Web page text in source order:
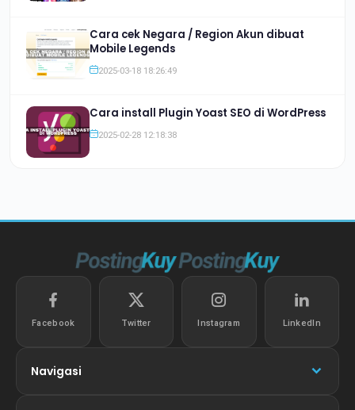
Cara cek Negara / Region Akun dibuat
Mobile Legends
2025-03-18 18:26:49
Cara install Plugin Yoast SEO di WordPress
2025-02-28 12:18:38
Facebook Twitter Instagram LinkedIn
Navigasi